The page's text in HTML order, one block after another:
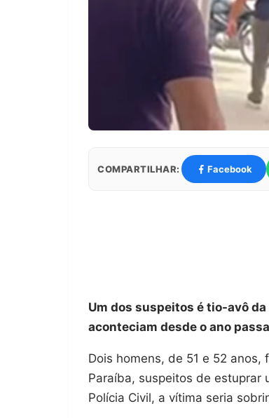
COMPARTILHAR: Facebook
Um dos suspeitos é tio-avô
aconteciam desde o ano
Dois homens, de 51 e 52
Paraíba, suspeitos de estuprar
Polícia Civil, a vítima seria